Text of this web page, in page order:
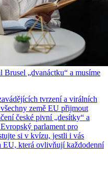
„dvanáctku“ a musíme
tvrzení a virálních
země EU přijmout
české pivní „desítky“ a
parlament pro
si v kvízu, jestli i vás
EU, která ovlivňují každodenní